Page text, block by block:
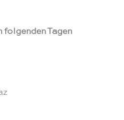
folgenden Tagen